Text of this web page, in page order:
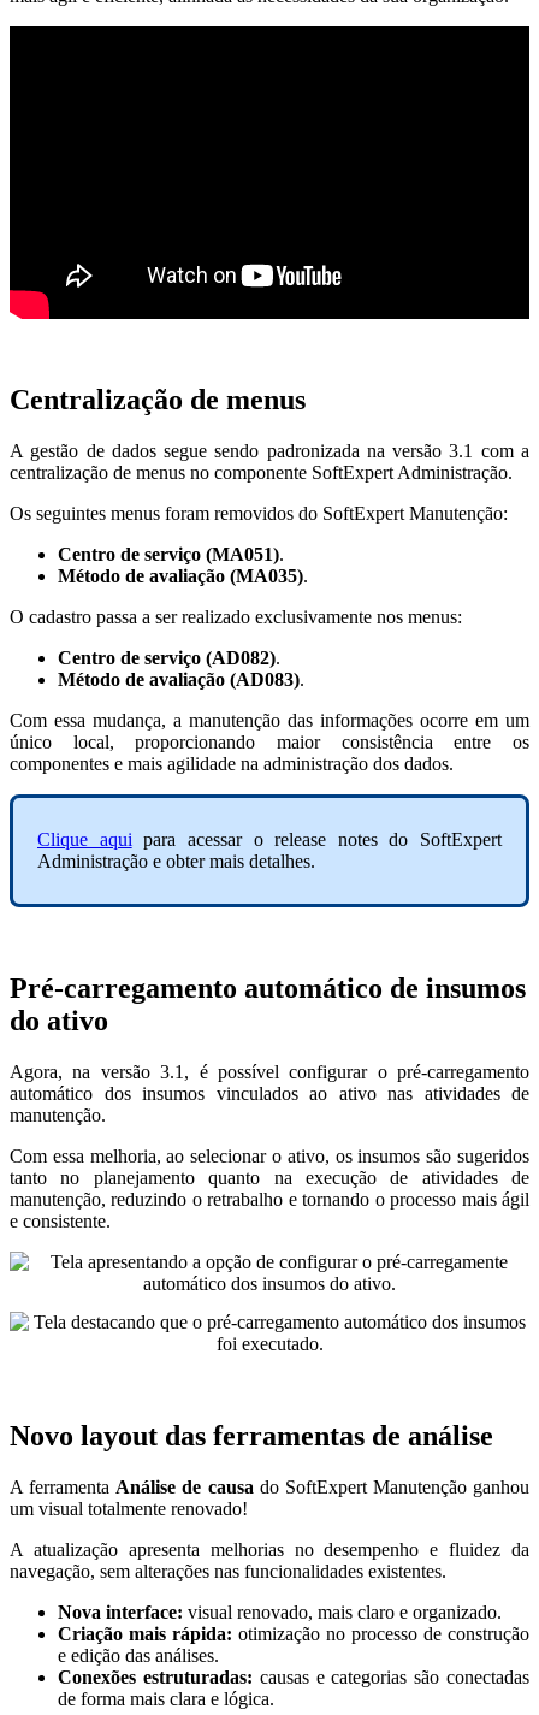
Centralização de menus
A gestão de dados segue sendo padronizada na versão 3.1 com a
centralização de menus no componente SoftExpert Administração.
Os seguintes menus foram removidos do SoftExpert Manutenção:
Centro de serviço (MA051).
Método de avaliação (MA035).
O cadastro passa a ser realizado exclusivamente nos menus:
Centro de serviço (AD082).
Método de avaliação (AD083).
Com essa mudança, a manutenção das informações ocorre em um
único local, proporcionando maior consistência entre os
componentes e mais agilidade na administração dos dados.
Clique aqui para acessar o release notes do SoftExpert
Administração e obter mais detalhes.
Pré-carregamento automático de insumos
do ativo
Agora, na versão 3.1, é possível configurar o pré-carregamento
automático dos insumos vinculados ao ativo nas atividades de
manutenção.
Com essa melhoria, ao selecionar o ativo, os insumos são sugeridos
tanto no planejamento quanto na execução de atividades de
manutenção, reduzindo o retrabalho e tornando o processo mais ágil
e consistente.
Novo layout das ferramentas de análise
A ferramenta Análise de causa do SoftExpert Manutenção ganhou
um visual totalmente renovado!
A atualização apresenta melhorias no desempenho e fluidez da
navegação, sem alterações nas funcionalidades existentes.
Nova interface: visual renovado, mais claro e organizado.
Criação mais rápida: otimização no processo de construção
e edição das análises.
Conexões estruturadas: causas e categorias são conectadas
de forma mais clara e lógica.